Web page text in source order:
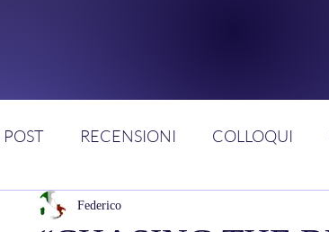
RECENSIONI COLLOQUI
Federico